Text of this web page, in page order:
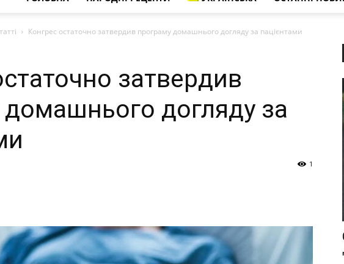
Конгрес остаточно затвердив програму домашнього догляду за пацієнтами
затвердив
догляду за
1